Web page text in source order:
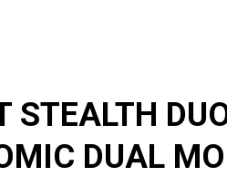
STEALTH
DUAL